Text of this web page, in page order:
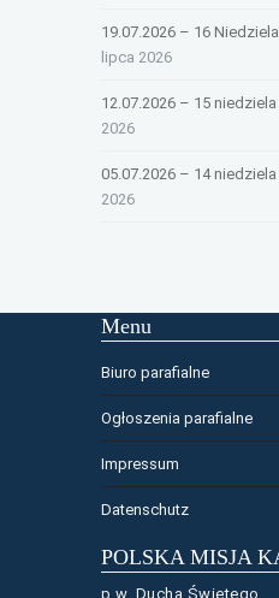
19.07.2026 – 16
lipca 2026
12.07.2026 – 15
2026
05.07.2026 – 14
2026
Menu
Biuro parafialne
Ogłoszenia parafialne
Impressum
Datenschutz
POLSKA MISJA
p.w. Ducha Świętego